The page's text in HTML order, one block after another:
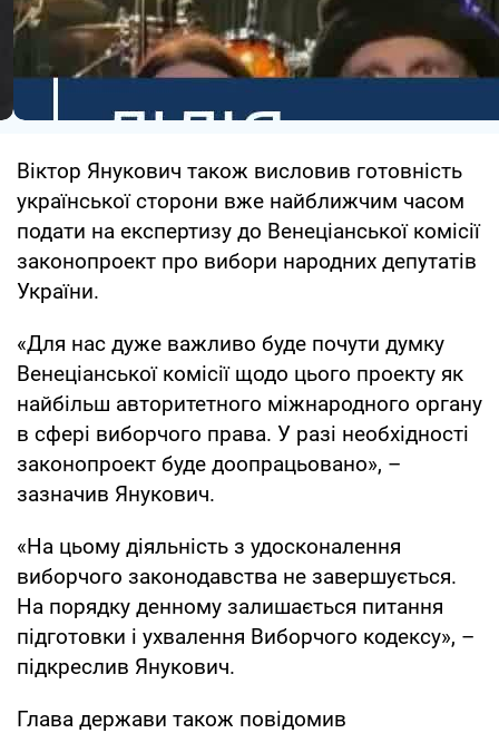
Віктор Янукович також висловив готовність
української сторони вже найближчим часом
подати на експертизу до Венеціанської комісії
законопроект про вибори народних депутатів
України.
«Для нас дуже важливо буде почути думку
Венеціанської комісії щодо цього проекту як
найбільш авторитетного міжнародного органу
в сфері виборчого права. У разі необхідності
законопроект буде доопрацьовано», –
зазначив Янукович.
«На цьому діяльність з удосконалення
виборчого законодавства не завершується.
На порядку денному залишається питання
підготовки і ухвалення Виборчого кодексу», –
підкреслив Янукович.
Глава держави також повідомив